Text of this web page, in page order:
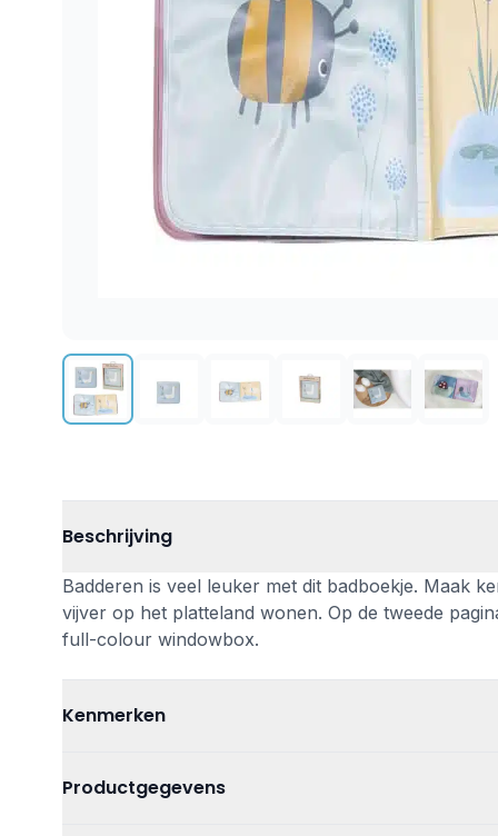
Beschrijving
Badderen is veel leuker met dit badboekje. Maak
vijver op het platteland wonen. Op de tweede
full-colour windowbox.
Kenmerken
Productgegevens